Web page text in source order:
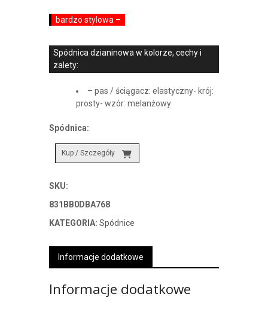
bardzo stylowa –
Spódnica dzianinowa w kolorze, cechy i
zalety:
– pas / ściągacz: elastyczny- krój:
prosty- wzór: melanżowy
Spódnica:
Kup / Szczegóły
SKU:
831BB0DBA768
KATEGORIA: Spódnice
Informacje dodatkowe
Informacje dodatkowe